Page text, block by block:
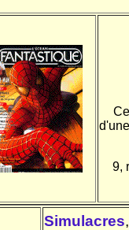
9,
Simulacres,